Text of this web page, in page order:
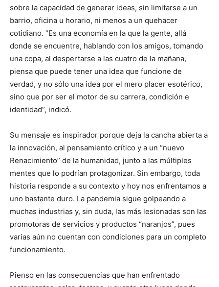
sobre la capacidad de generar ideas, sin limitarse a un
barrio, oficina u horario, ni menos a un quehacer
cotidiano. “Es una economía en la que la gente, allá
donde se encuentre, hablando con los amigos, tomando
una copa, al despertarse a las cuatro de la mañana,
piensa que puede tener una idea que funcione de
verdad, y no sólo una idea por el mero placer esotérico,
sino que por ser el motor de su carrera, condición e
identidad”, indicó.
Su mensaje es inspirador porque deja la cancha abierta a
la innovación, al pensamiento crítico y a un “nuevo
Renacimiento” de la humanidad, junto a las múltiples
mentes que lo podrían protagonizar. Sin embargo, toda
historia responde a su contexto y hoy nos enfrentamos a
uno bastante duro. La pandemia sigue golpeando a
muchas industrias y, sin duda, las más lesionadas son las
promotoras de servicios y productos “naranjos”, pues
varias aún no cuentan con condiciones para un completo
funcionamiento.
Pienso en las consecuencias que han enfrentado